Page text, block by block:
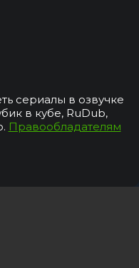
сериалы в озвучке
в кубе, RuDub,
Правообладателям